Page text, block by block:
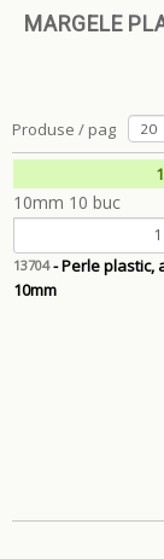
MARGELE
Produse / pag
13704- Perle plastic,
10mm